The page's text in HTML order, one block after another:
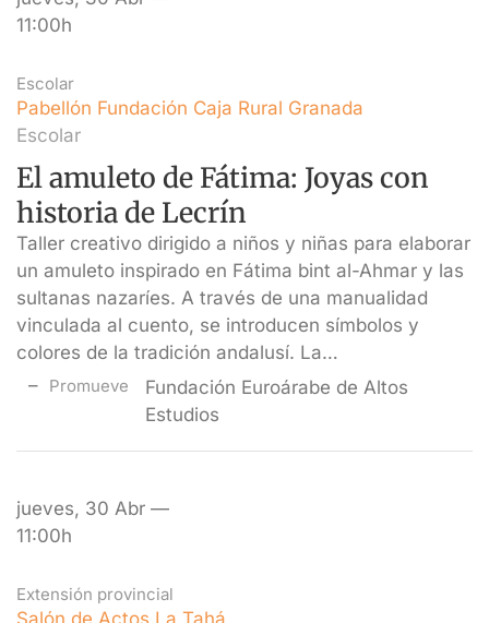
11:00h
Escolar
Pabellón Fundación Caja Rural Granada
Escolar
El amuleto de Fátima: Joyas con
historia de Lecrín
Taller creativo dirigido a niños y niñas para elaborar
un amuleto inspirado en Fátima bint al-Ahmar y las
sultanas nazaríes. A través de una manualidad
vinculada al cuento, se introducen símbolos y
colores de la tradición andalusí. La…
Promueve
Fundación Euroárabe de Altos
Estudios
jueves, 30 Abr —
11:00h
Extensión provincial
Salón de Actos La Tahá